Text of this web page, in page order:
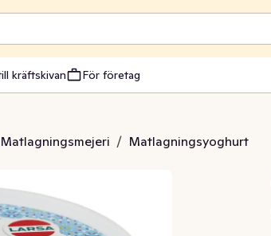
kräftskivan För företag
Matlagningsmejeri / Matlagningsyoghurt